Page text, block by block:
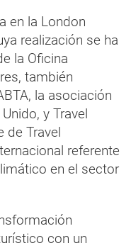
en la London
realización se ha
la Oficina
también
la asociación
y Travel
de Travel
referente
en el sector
con un